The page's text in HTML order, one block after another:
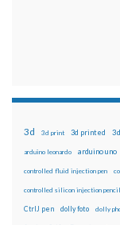
3d 3d print 3d printed
arduino leonardo arduino uno
controlled fluid injection pen
controlled silicon injection pencil
CtrlJ pen dolly foto dolly